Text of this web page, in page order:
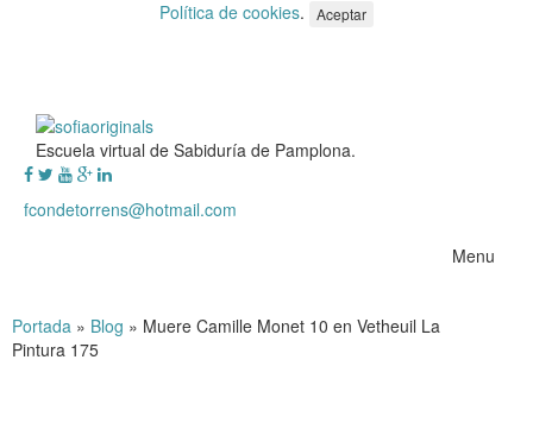
Política de cookies. Aceptar
Escuela virtual de Sabiduría de Pamplona.
fcondetorrens@hotmail.com
Menu
Portada » Blog » Muere Camille Monet 10 en Vetheuil La
Pintura 175